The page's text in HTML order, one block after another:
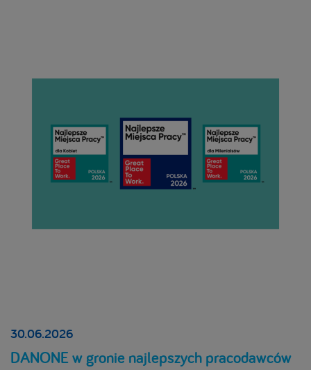
30.06.2026
DANONE w gronie najlepszych pracodawców